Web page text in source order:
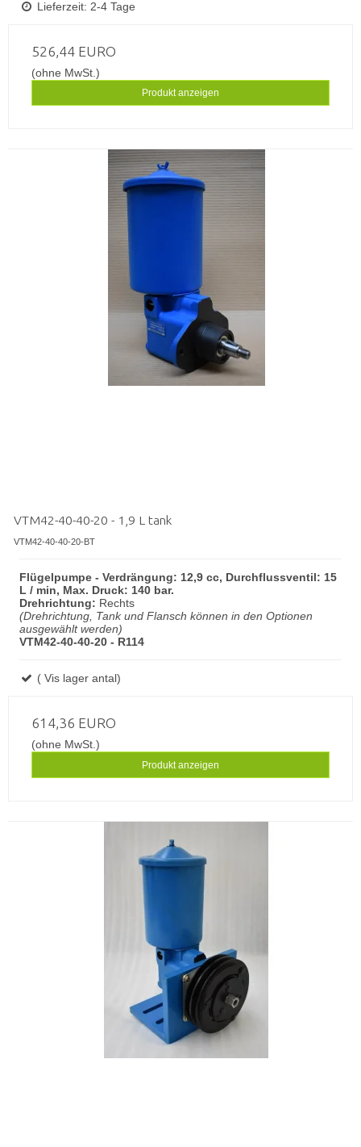
Lieferzeit: 2-4 Tage
526,44 EURO
(ohne MwSt.)
Produkt anzeigen
VTM42-40-40-20 - 1,9 L tank
VTM42-40-40-20-BT
Flügelpumpe - Verdrängung: 12,9 cc, Durchflussventil: 15
L / min, Max. Druck: 140 bar.
Drehrichtung: Rechts
(Drehrichtung, Tank und Flansch können in den Optionen
ausgewählt werden)
VTM42-40-40-20 - R114
( Vis lager antal)
614,36 EURO
(ohne MwSt.)
Produkt anzeigen